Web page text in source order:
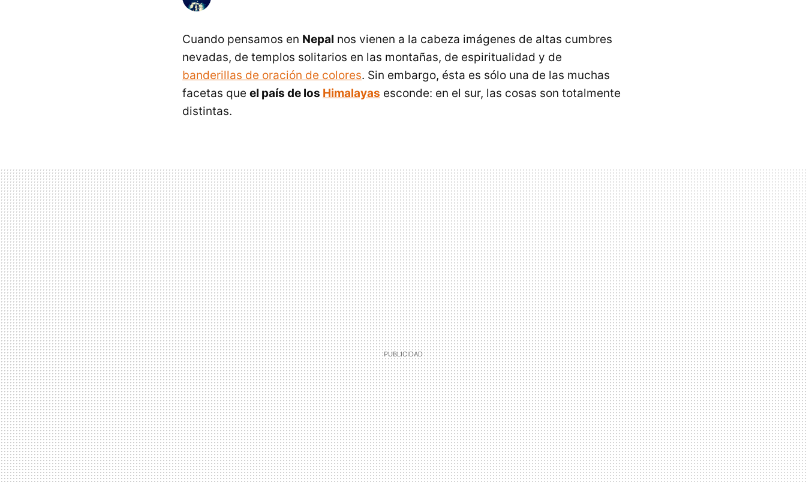
Cuando pensamos en Nepal nos vienen a la cabeza imágenes de altas cumbres
nevadas, de templos solitarios en las montañas, de espiritualidad y de
banderillas de oración de colores. Sin embargo, ésta es sólo una de las muchas
facetas que el país de los Himalayas esconde: en el sur, las cosas son totalmente
distintas.